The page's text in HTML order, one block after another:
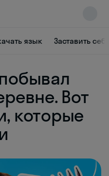
язык Заставить
Вот
которые